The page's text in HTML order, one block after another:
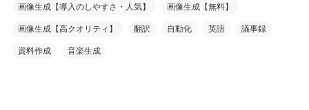
画像生成【導入のしやすさ・人気】 画像生成【無料】
画像生成【高クオリティ】 翻訳 自動化 英語 議事録
資料作成 音楽生成